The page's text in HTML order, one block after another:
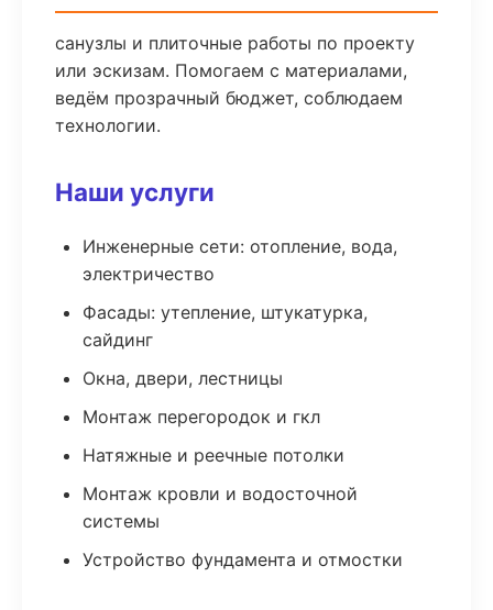
санузлы и плиточные работы по проекту
или эскизам. Помогаем с материалами,
ведём прозрачный бюджет, соблюдаем
технологии.
Наши услуги
Инженерные сети: отопление, вода,
электричество
Фасады: утепление, штукатурка,
сайдинг
Окна, двери, лестницы
Монтаж перегородок и гкл
Натяжные и реечные потолки
Монтаж кровли и водосточной
системы
Устройство фундамента и отмостки